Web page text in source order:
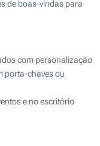
de boas-vindas para
com personalização
porta-chaves ou
e no escritório